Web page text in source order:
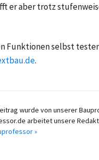
er aber trotz
Funktionen selbst
.
wurde von unserer
arbeitet unsere
»